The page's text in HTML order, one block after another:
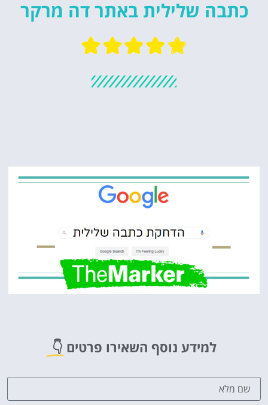
כתבה שלילית באתר דה מרקר
למידע נוסף השאירו פרטים 👇